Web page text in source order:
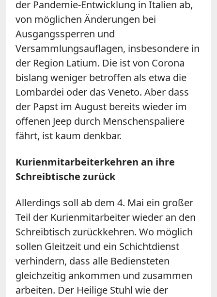
der Pandemie-Entwicklung in Italien ab,
von möglichen Änderungen bei
Ausgangssperren und
Versammlungsauflagen, insbesondere in
der Region Latium. Die ist von Corona
bislang weniger betroffen als etwa die
Lombardei oder das Veneto. Aber dass
der Papst im August bereits wieder im
offenen Jeep durch Menschenspaliere
fährt, ist kaum denkbar.
Kurienmitarbeiterkehren an ihre
Schreibtische zurück
Allerdings soll ab dem 4. Mai ein großer
Teil der Kurienmitarbeiter wieder an den
Schreibtisch zurückkehren. Wo möglich
sollen Gleitzeit und ein Schichtdienst
verhindern, dass alle Bediensteten
gleichzeitig ankommen und zusammen
arbeiten. Der Heilige Stuhl wie der